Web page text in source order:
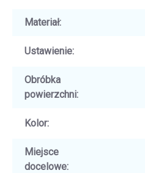
Materiał:
Ustawienie:
Obróbka
powierzchni:
Kolor:
Miejsce
docelowe: